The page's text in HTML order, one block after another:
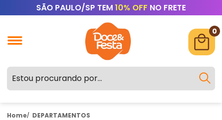
SÃO PAULO/SP TEM10% OFF NO FRETE
0
Home DEPARTAMENTOS